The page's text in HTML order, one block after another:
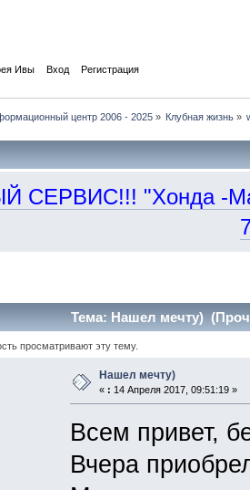
Ивы Вход Регистрация
центр 2006 - 2025» Клубная жизнь »
СЕРВИС!!! "Хонда -
Тема: Нашел мечту)
просматривают эту тему.
Нашел мечту)
« : 14 Апреля 2017, 09:51:19 »
Всем привет,
Вчера